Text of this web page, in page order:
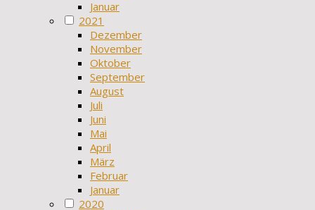
Januar
2021
Dezember
November
Oktober
September
August
Juli
Juni
Mai
April
März
Februar
Januar
2020